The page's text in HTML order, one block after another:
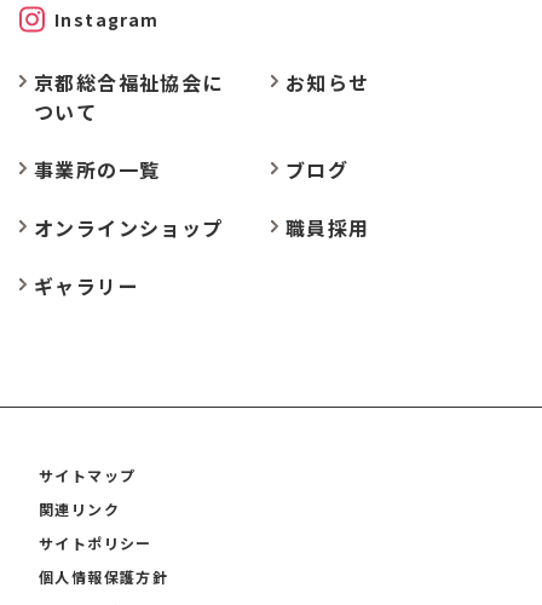
Instagram
京都総合福祉協会に
ついて
お知らせ
事業所の一覧
ブログ
オンラインショップ
職員採用
ギャラリー
サイトマップ
関連リンク
サイトポリシー
個人情報保護方針